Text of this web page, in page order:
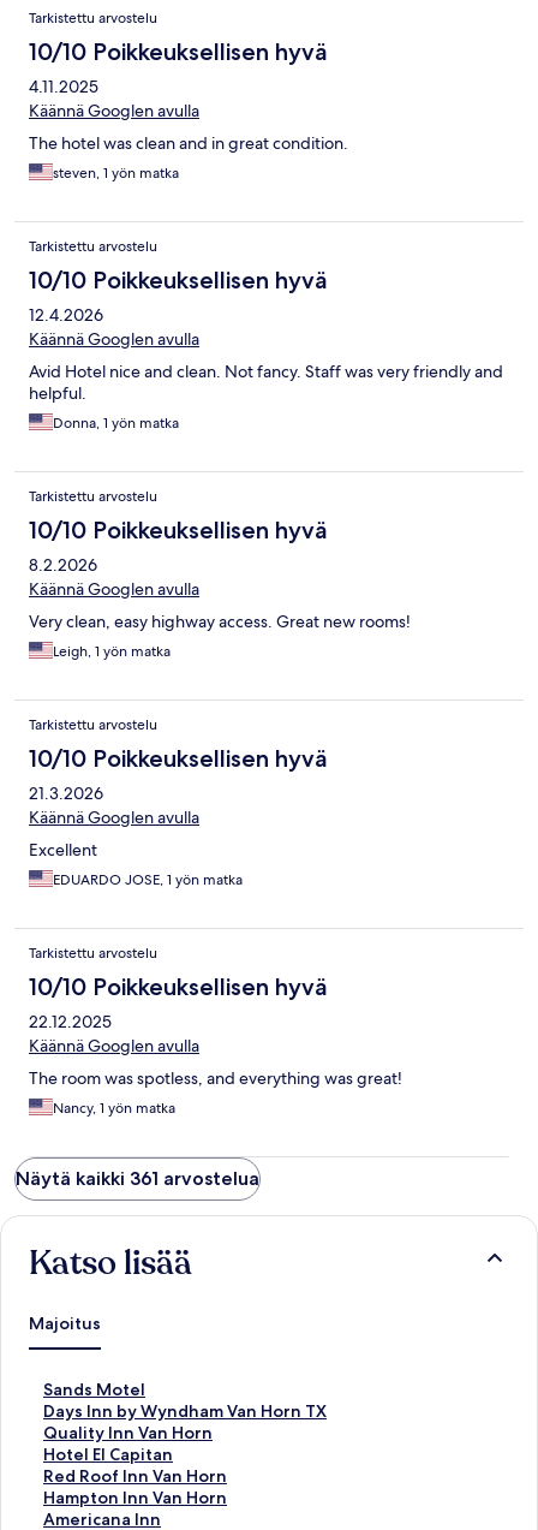
Tarkistettu arvostelu
10/10 Poikkeuksellisen hyvä
4.11.2025
Käännä Googlen avulla
The hotel was clean and in great condition.
steven, 1 yön matka
Tarkistettu arvostelu
10/10 Poikkeuksellisen hyvä
12.4.2026
Käännä Googlen avulla
Avid Hotel nice and clean. Not fancy. Staff was very friendly and
helpful.
Donna, 1 yön matka
Tarkistettu arvostelu
10/10 Poikkeuksellisen hyvä
8.2.2026
Käännä Googlen avulla
Very clean, easy highway access. Great new rooms!
Leigh, 1 yön matka
Tarkistettu arvostelu
10/10 Poikkeuksellisen hyvä
21.3.2026
Käännä Googlen avulla
Excellent
EDUARDO JOSE, 1 yön matka
Tarkistettu arvostelu
10/10 Poikkeuksellisen hyvä
22.12.2025
Käännä Googlen avulla
The room was spotless, and everything was great!
Nancy, 1 yön matka
Näytä kaikki 361 arvostelua
Katso lisää
Majoitus
Sands Motel
K
o
h
t
e
e
n
Days Inn by Wyndham Van Horn TX
K
o
h
t
e
e
Quality Inn Van Horn
K
o
h
t
e
Hotel El Capitan
K
o
h
t
Red Roof Inn Van Horn
K
o
h
Hampton Inn Van Horn
K
o
Americana Inn
K